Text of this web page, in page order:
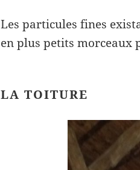
Les particules fines
en plus petits morceaux
LA TOITURE